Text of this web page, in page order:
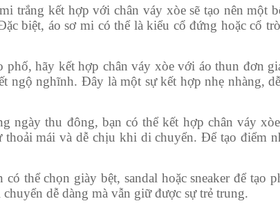
trắng kết hợp với chân váy xòe sẽ tạo nên một
biệt, áo sơ mi có thể là kiểu cổ đứng hoặc cổ
phố, hãy kết hợp chân váy xòe với áo thun đơn
ngộ nghĩnh. Đây là một sự kết hợp nhẹ nhàng,
ngày thu đông, bạn có thể kết hợp chân váy
mái và dễ chịu khi di chuyển. Để tạo điểm
thể chọn giày bệt, sandal hoặc sneaker để tạo
dễ dàng mà vẫn giữ được sự trẻ trung.